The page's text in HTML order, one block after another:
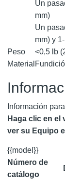
Un
mm)
Un
mm) y
Peso
<0,5 lb
Material
Información
Haga clic en el
ver su Equipo
{{model}}
Número de
catálogo